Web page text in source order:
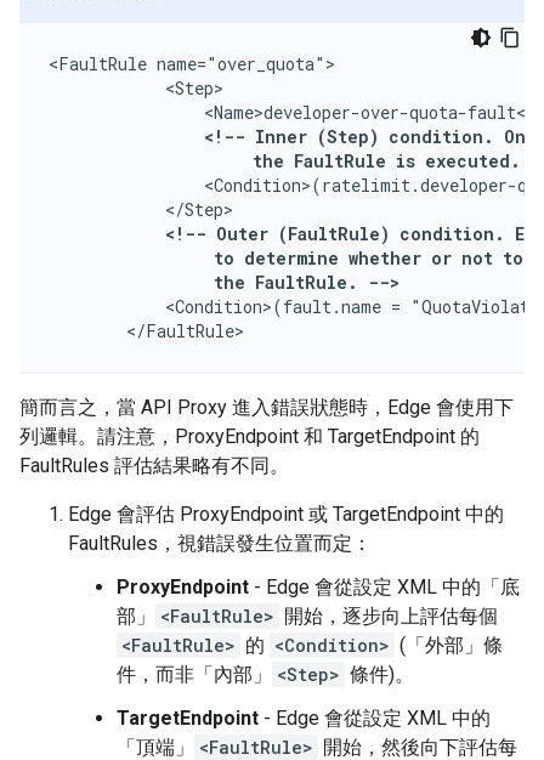
<FaultRule name="over_quota">
            <Step>
<Name>developer-over-quota-fault</
<!-- Inner (Step) condition.
the FaultRule is executed.
<Condition>(ratelimit.developer-
<!-- Outer (FaultRule) condition.
to determine whether or not to
                 the FaultRule. -->
<Condition>(fault.name =
        </FaultRule>
簡而言之，當 API Proxy 進入錯誤狀態時，Edge 會使用下
列邏輯。請注意，ProxyEndpoint 和 TargetEndpoint 的
FaultRules 評估結果略有不同。
Edge 會評估 ProxyEndpoint 或 TargetEndpoint 中的
FaultRules，視錯誤發生位置而定：
ProxyEndpoint - Edge 會從設定 XML 中的「底
部」
<FaultRule> 開始，逐步向上評估每個
<FaultRule> 的 <Condition> (「外部」條
件，而非「內部」
<Step> 條件)。
TargetEndpoint - Edge 會從設定 XML 中的
「頂端」
<FaultRule> 開始，然後向下評估每